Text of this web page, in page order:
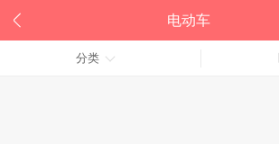
 电动车
分类